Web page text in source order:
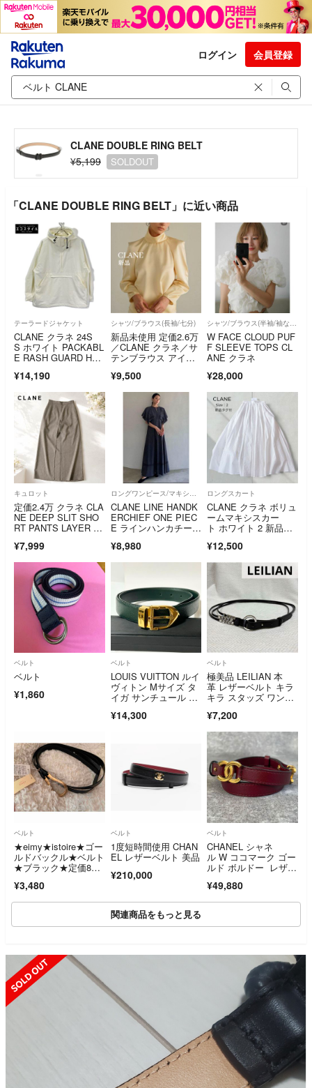
ログイン 会員登録
CLANE DOUBLE RING BELT
¥5,199
SOLDOUT
「CLANE DOUBLE RING BELT」に近い商品
テーラードジャケット
CLANE クラネ 24S
S ホワイト PACKABL
E RASH GUARD HAL
カ
¥14,190
シャツ/ブラウス(長袖/七分)
新品未使用 定価2.6万
／CLANE クラネ／サ
テンブラウス アイボ
ック チョーカー 長
袖 2way 無地
¥9,500
シャツ/ブラウス(半袖/袖なし)
W FACE CLOUD PUF
F SLEEVE TOPS CL
ANE クラネ
¥28,000
キュロット
定価2.4万 クラネ CLA
NE DEEP SLIT SHO
RT PANTS LAYER S
¥7,999
ロングワンピース/マキシワンピース
CLANE LINE HANDK
ERCHIEF ONE PIEC
E ラインハンカチーフ
ク ロングワンピース
¥8,980
ロングスカート
CLANE クラネ ボリュ
ームマキシスカー
ト ホワイト 2 新品タ
¥12,500
ベルト
ベルト
¥1,860
ベルト
LOUIS VUITTON ルイ
ヴィトン Mサイズ タ
イガ サンチュール ベ
ース メンズ グリーン
¥14,300
ベルト
極美品 LEILIAN 本
革 レザーベルト キラ
キラ スタッズ ワンピ
¥7,200
ベルト
★eimy★istoire★ゴー
ルドバックル★ベルト
★ブラック★定価825
¥3,480
ベルト
1度短時間使用 CHAN
EL レザーベルト 美品
¥210,000
ベルト
CHANEL シャネ
ル W ココマーク ゴー
ルド ボルドー レザー
¥49,880
関連商品をもっと見る
SOLD OUT